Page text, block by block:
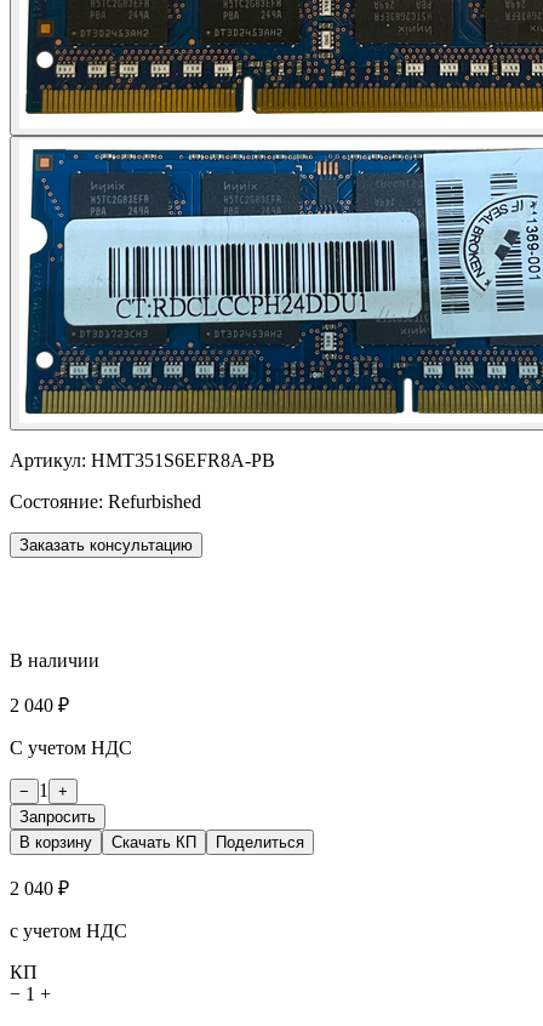
Артикул: HMT351S6EFR8A-PB
Состояние: Refurbished
Заказать консультацию
В наличии
2 040 ₽
С учетом НДС
− 1
+
Запросить
В корзину
Скачать КП Поделиться
2 040 ₽
с учетом НДС
КП
− 1 +